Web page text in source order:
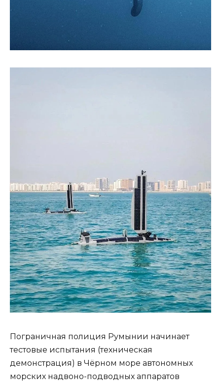
Пограничная полиция Румынии начинает
тестовые испытания (техническая
демонстрация) в Чёрном море автономных
морских надвоно-подводных аппаратов